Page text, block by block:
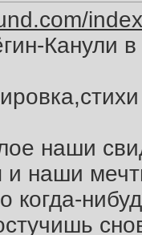
Канули
наши
наши
когда-